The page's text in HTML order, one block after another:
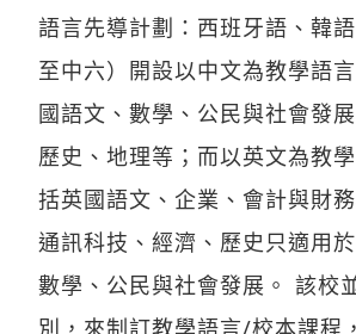
語言先導計劃：西班牙語、韓
至中六）開設以中文為教學語
國語文、數學、公民與社會發
歷史、地理等；而以英文為教
括英國語文、企業、會計與財
通訊科技、經濟、歷史只適用
數學、公民與社會發展。 該校
別，來制訂教學語言/校本課程